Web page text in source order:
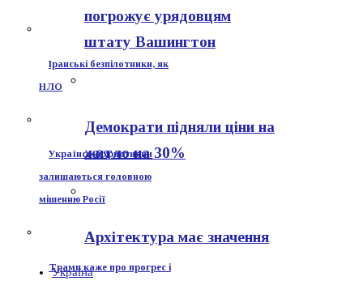
Іранські безпілотники, як
НЛО
Українські християни
залишаються головною
мішенню Росії
Трамп каже про прогрес і
погрожує урядовцям
штату Вашингтон
Демократи підняли ціни на
житло на 30%
Архітектура має значення
Україна